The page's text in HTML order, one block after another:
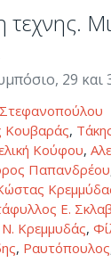
29
Κουβαράς,
Κούφου,
Παπανδρέου
Ε.
Κρεμμυδάς,
, Ραυτόπουλος